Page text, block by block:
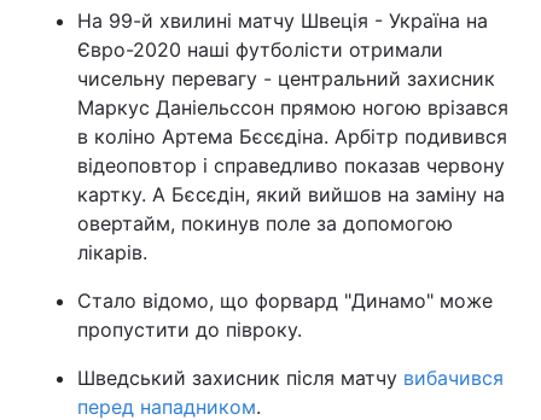
На 99-й хвилині матчу Швеція - Україна на
Євро-2020 наші футболісти отримали
чисельну перевагу - центральний захисник
Маркус Даніельссон прямою ногою врізався
в коліно Артема Бєсєдіна. Арбітр подивився
відеоповтор і справедливо показав червону
картку. А Бєсєдін, який вийшов на заміну на
овертайм, покинув поле за допомогою
лікарів.
Стало відомо, що форвард "Динамо" може
пропустити до півроку.
Шведський захисник після матчу вибачився
перед нападником.